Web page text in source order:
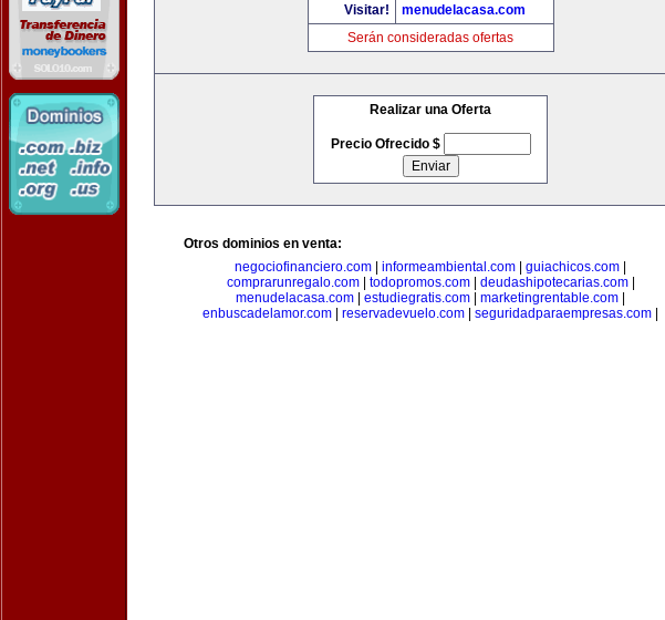
Visitar!
menudelacasa.com
Serán consideradas ofertas
Realizar una Oferta
Precio Ofrecido $
Otros dominios en venta:
negociofinanciero.com
informeambiental.com guiachicos.com
comprarunregalo.com| todopromos.com| deudashipotecarias.com|
menudelacasa.com
estudiegratis.com marketingrentable.com
enbuscadelamor.com
reservadevuelo.com seguridadparaempresas.com